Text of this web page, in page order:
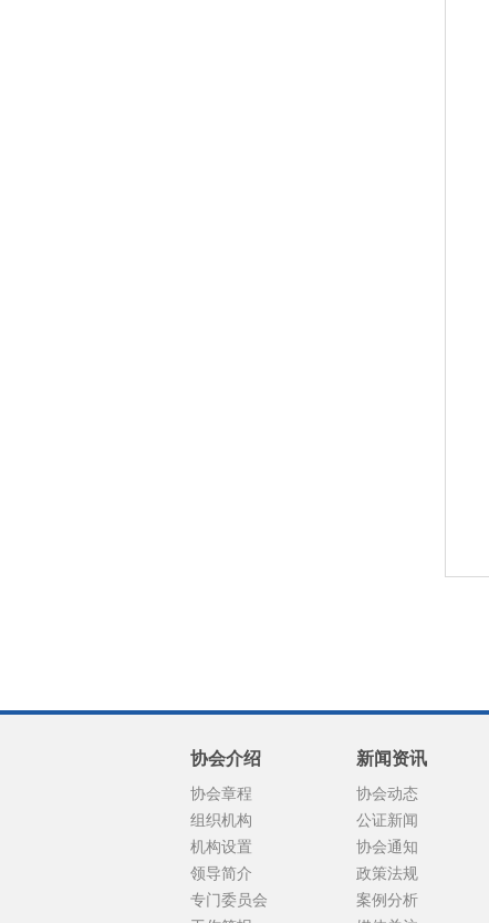
协会介绍
协会章程
组织机构
机构设置
领导简介
专门委员会
新闻资讯
协会动态
公证新闻
协会通知
政策法规
案例分析